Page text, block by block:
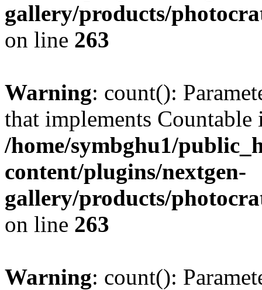
gallery/products/
on line 263
Warning: count():
that implements Countable
/home/symbghu1/
content/plugins/nextgen-
gallery/products/
on line 263
Warning: count():